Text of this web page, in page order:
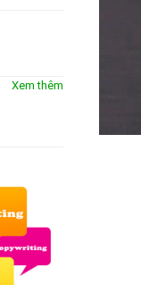
Xem thêm